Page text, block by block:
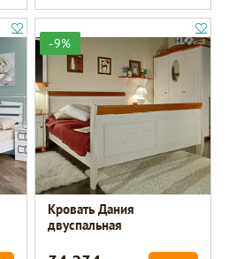
-9%
Кровать Дания
двуспальная